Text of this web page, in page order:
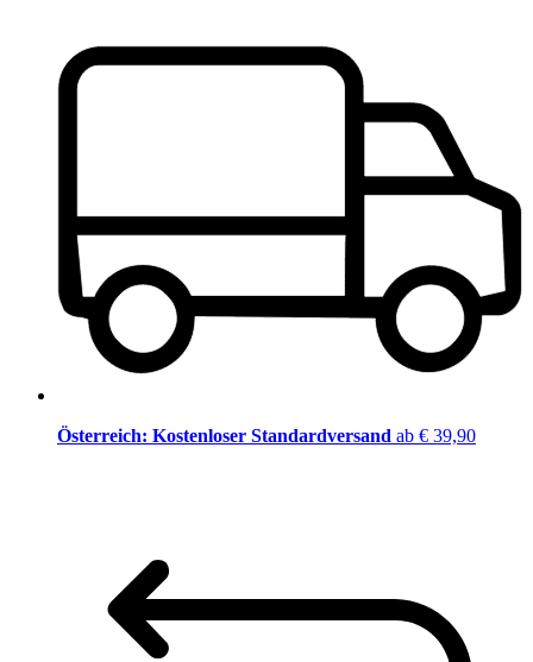
Österreich: Kostenloser Standardversand ab € 39,90